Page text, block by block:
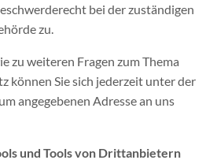
bei der zuständigen
zu.
zu weiteren Fragen zum Thema
können Sie sich jederzeit unter der
angegebenen Adresse an uns
und Tools von Drittanbietern